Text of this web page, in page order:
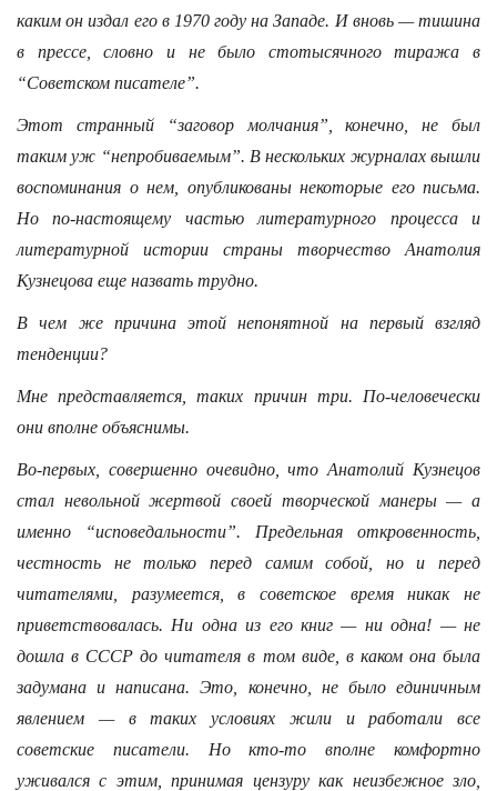
каким он издал его в 1970 году на Западе. И вновь — тишина
в прессе, словно и не было стотысячного тиража в
“Советском писателе”.
Этот странный “заговор молчания”, конечно, не был
таким уж “непробиваемым”. В нескольких журналах вышли
воспоминания о нем, опубликованы некоторые его письма.
Но по-настоящему частью литературного процесса и
литературной истории страны творчество Анатолия
Кузнецова еще назвать трудно.
В чем же причина этой непонятной на первый взгляд
тенденции?
Мне представляется, таких причин три. По-человечески
они вполне объяснимы.
Во-первых, совершенно очевидно, что Анатолий Кузнецов
стал невольной жертвой своей творческой манеры — а
именно “исповедальности”. Предельная откровенность,
честность не только перед самим собой, но и перед
читателями, разумеется, в советское время никак не
приветствовалась. Ни одна из его книг — ни одна! — не
дошла в СССР до читателя в том виде, в каком она была
задумана и написана. Это, конечно, не было единичным
явлением — в таких условиях жили и работали все
советские писатели. Но кто-то вполне комфортно
уживался с этим, принимая цензуру как неизбежное зло,